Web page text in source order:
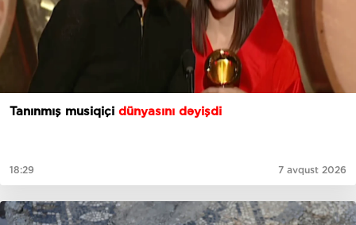
Tanınmış musiqiçi dünyasını dəyişdi
18:29 7 avqust 2026